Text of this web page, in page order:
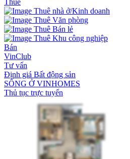
Thuê
Thuê nhà ở/Kinh doanh
Thuê Văn phòng
Thuê Bán lẻ
Thuê Khu công nghiệp
Bán
VinClub
Tư vấn
Định giá Bất động sản
SỐNG Ở VINHOMES
Thủ tục trực tuyến